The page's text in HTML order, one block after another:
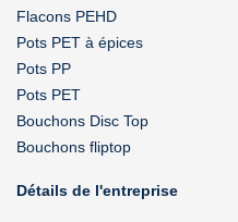
Flacons PEHD
Pots PET à épices
Pots PP
Pots PET
Bouchons Disc Top
Bouchons fliptop
Détails de l'entreprise